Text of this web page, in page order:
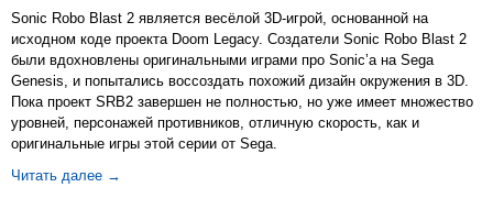
Sonic Robo Blast 2 является весёлой 3D-игрой, основанной на
исходном коде проекта Doom Legacy. Создатели Sonic Robo Blast 2
были вдохновлены оригинальными играми про Sonic’a на Sega
Genesis, и попытались воссоздать похожий дизайн окружения в 3D.
Пока проект SRB2 завершен не полностью, но уже имеет множество
уровней, персонажей противников, отличную скорость, как и
оригинальные игры этой серии от Sega.
Читать далее Sonic Robo Blast 2 для MotoMAGX
→